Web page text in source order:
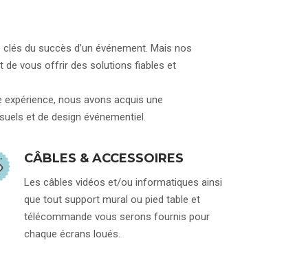
du succès d’un événement. Mais nos
de vous offrir des solutions fiables et
nous avons acquis une
et de design événementiel.
CÂBLES & ACCESSOIRES
Les câbles vidéos et/ou informatiques ainsi
que tout support mural ou pied table et
télécommande vous serons fournis pour
chaque écrans loués.